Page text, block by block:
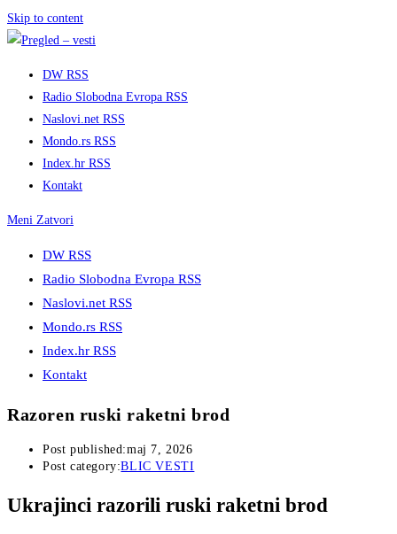
Skip to content
DW RSS
Radio Slobodna Evropa RSS
Naslovi.net RSS
Mondo.rs RSS
Index.hr RSS
Kontakt
Meni Zatvori
DW RSS
Radio Slobodna Evropa RSS
Naslovi.net RSS
Mondo.rs RSS
Index.hr RSS
Kontakt
Razoren ruski raketni brod
Post published:maj 7, 2026
Post category:BLIC VESTI
Ukrajinci razorili ruski raketni brod